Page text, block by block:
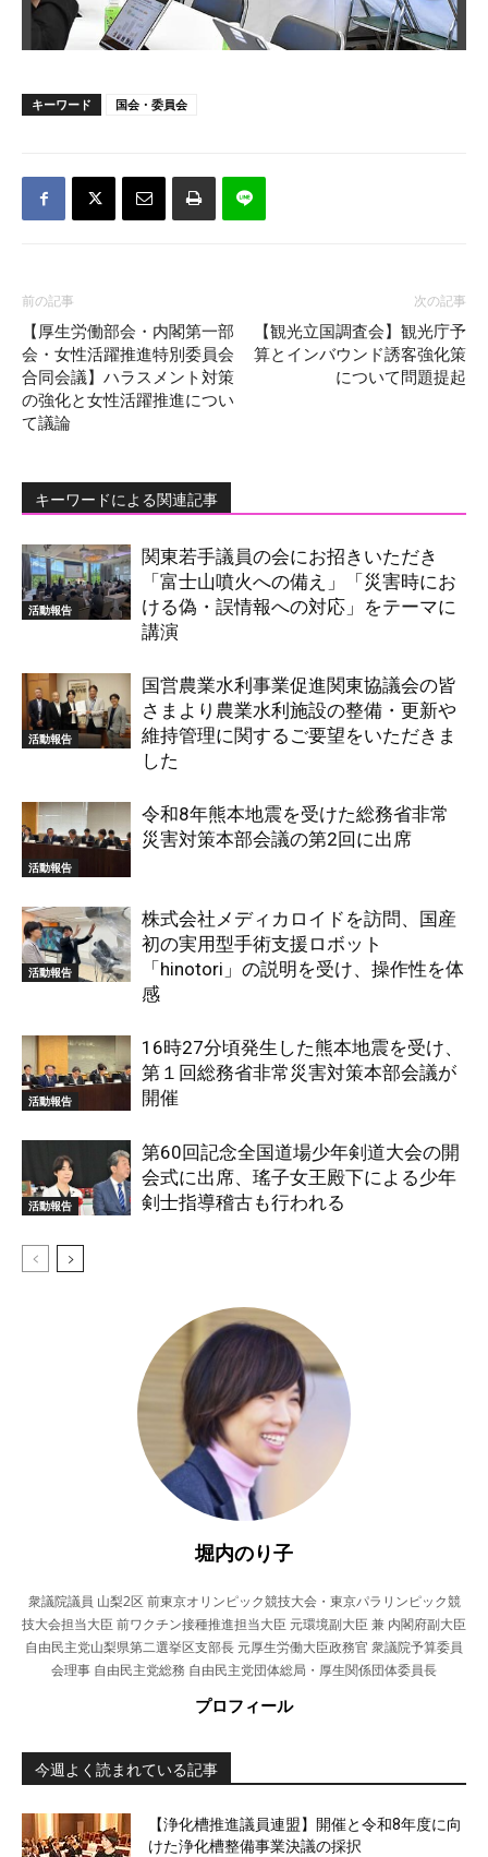
キーワード 国会・委員会
前の記事
【厚生労働部会・内閣第一部
会・女性活躍推進特別委員会
合同会議】ハラスメント対策
の強化と女性活躍推進につい
て議論
次の記事
【観光立国調査会】観光庁予
算とインバウンド誘客強化策
について問題提起
キーワードによる関連記事
活動報告
関東若手議員の会にお招きいただき
「富士山噴火への備え」「災害時にお
ける偽・誤情報への対応」をテーマに
講演
活動報告
国営農業水利事業促進関東協議会の皆
さまより農業水利施設の整備・更新や
維持管理に関するご要望をいただきま
した
活動報告
令和8年熊本地震を受けた総務省非常
災害対策本部会議の第2回に出席
活動報告
株式会社メディカロイドを訪問、国産
初の実用型手術支援ロボット
「hinotori」の説明を受け、操作性を体
感
活動報告
16時27分頃発生した熊本地震を受け、
第１回総務省非常災害対策本部会議が
開催
活動報告
第60回記念全国道場少年剣道大会の開
会式に出席、瑤子女王殿下による少年
剣士指導稽古も行われる
堀内のり子
衆議院議員 山梨2区 前東京オリンピック競技大会・東京パラリンピック競
技大会担当大臣 前ワクチン接種推進担当大臣 元環境副大臣 兼 内閣府副大臣
自由民主党山梨県第二選挙区支部長 元厚生労働大臣政務官 衆議院予算委員
会理事 自由民主党総務 自由民主党団体総局・厚生関係団体委員長
プロフィール
今週よく読まれている記事
【浄化槽推進議員連盟】開催と令和8年度に向
けた浄化槽整備事業決議の採択